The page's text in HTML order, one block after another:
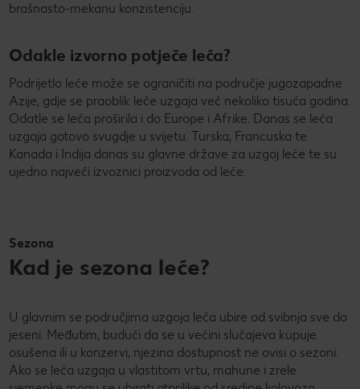
brašnasto-mekanu konzistenciju.
Odakle izvorno potječe leća?
Podrijetlo leće može se ograničiti na područje jugozapadne
Azije, gdje se praoblik leće uzgaja već nekoliko tisuća godina.
Odatle se leća proširila i do Europe i Afrike. Danas se leća
uzgaja gotovo svugdje u svijetu. Turska, Francuska te
Kanada i Indija danas su glavne države za uzgoj leće te su
ujedno najveći izvoznici proizvoda od leće.
Sezona
Kad je sezona leće?
U glavnim se područjima uzgoja leća ubire od svibnja sve do
jeseni. Međutim, budući da se u većini slučajeva kupuje
osušena ili u konzervi, njezina dostupnost ne ovisi o sezoni.
Ako se leća uzgaja u vlastitom vrtu, mahune i zrele